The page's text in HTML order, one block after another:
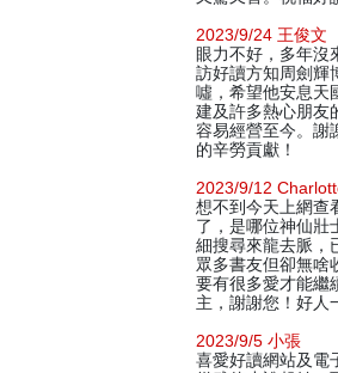
2023/9/24 王俊文
眼力不好，多年沒
訪好讀方知周劍輝
噓，希望他安息天
建及許多熱心朋友
容易經營至今。謝
的辛勞貢獻！
2023/9/12
想不到今天上網查
了，是哪位神仙壯
細搜尋來龍去脈，
眾多書友但卻無啥
要有很多愛才能繼
主，謝謝您！好人
2023/9/5 小張
喜愛好讀網站及電